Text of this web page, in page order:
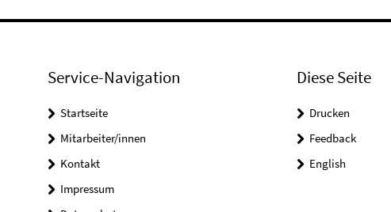
Service-Navigation
Startseite
Mitarbeiter/innen
Kontakt
Impressum
Diese Seite
Drucken
Feedback
English